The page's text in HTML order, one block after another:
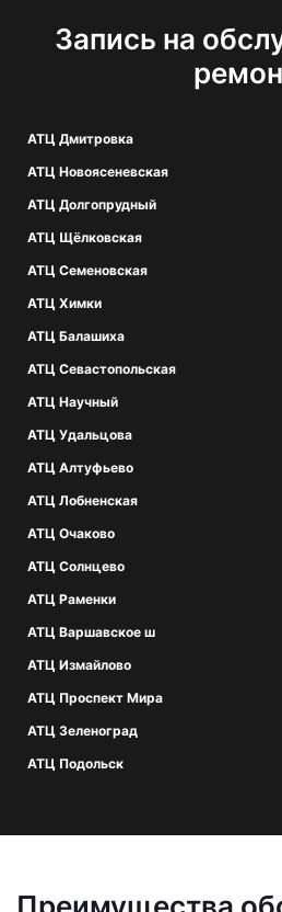
Запись на
АТЦ Дмитровка
АТЦ Новоясеневская
АТЦ Долгопрудный
АТЦ Щёлковская
АТЦ Семеновская
АТЦ Химки
АТЦ Балашиха
АТЦ Севастопольская
АТЦ Научный
АТЦ Удальцова
АТЦ Алтуфьево
АТЦ Лобненская
АТЦ Очаково
АТЦ Солнцево
АТЦ Раменки
АТЦ Варшавское ш
АТЦ Измайлово
АТЦ Проспект Мира
АТЦ Зеленоград
АТЦ Подольск